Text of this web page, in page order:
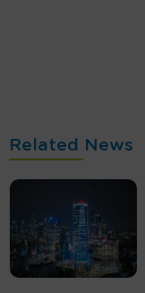
Related News